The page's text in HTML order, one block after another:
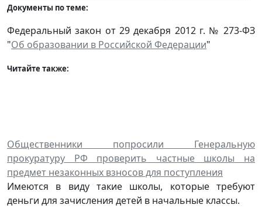
Документы по теме:
Федеральный закон от 29 декабря 2012 г. № 273-ФЗ
"Об образовании в Российской Федерации"
Читайте также:
Общественники попросили Генеральную
прокуратуру РФ проверить частные школы на
предмет незаконных взносов для поступления
Имеются в виду такие школы, которые требуют
деньги для зачисления детей в начальные классы.